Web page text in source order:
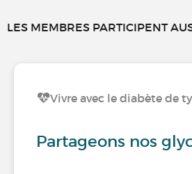
LES MEMBRES PARTICIPENT
Vivre avec le diabète de
Partageons nos